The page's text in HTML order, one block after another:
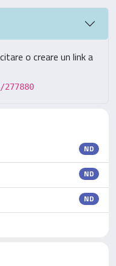
o creare un link a
ND
ND
ND